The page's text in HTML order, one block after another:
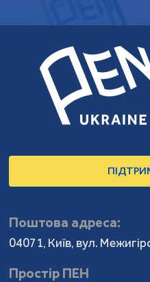
Поштова адреса:
04071, Київ, вул.
Простір ПЕН